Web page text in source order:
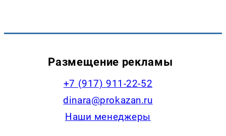
Размещение рекламы
+7 (917) 911-22-52
dinara@prokazan.ru
Наши менеджеры